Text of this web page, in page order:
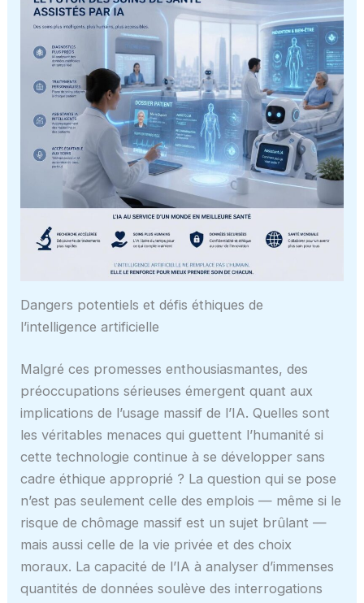
Dangers potentiels et défis éthiques de
l’intelligence artificielle
Malgré ces promesses enthousiasmantes, des
préoccupations sérieuses émergent quant aux
implications de l’usage massif de l’IA. Quelles sont
les véritables menaces qui guettent l’humanité si
cette technologie continue à se développer sans
cadre éthique approprié ? La question qui se pose
n’est pas seulement celle des emplois — même si le
risque de chômage massif est un sujet brûlant —
mais aussi celle de la vie privée et des choix
moraux. La capacité de l’IA à analyser d’immenses
quantités de données soulève des interrogations